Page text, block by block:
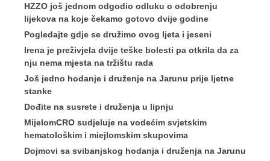
HZZO još jednom odgodio odluku o odobrenju
lijekova na koje čekamo gotovo dvije godine
Pogledajte gdje se družimo ovog ljeta i jeseni
Irena je preživjela dvije teške bolesti pa otkrila da za
nju nema mjesta na tržištu rada
Još jedno hodanje i druženje na Jarunu prije ljetne
stanke
Dođite na susrete i druženja u lipnju
MijelomCRO sudjeluje na vodećim svjetskim
hematološkim i miejlomskim skupovima
Dojmovi sa svibanjskog hodanja i druženja na Jarunu